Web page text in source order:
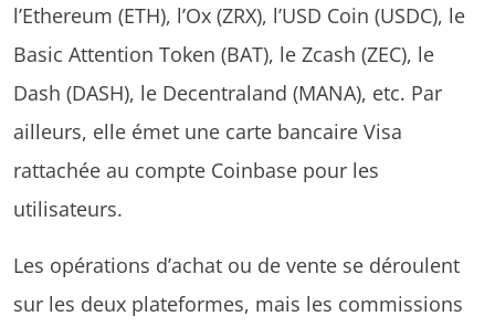
l’Ethereum (ETH), l’Ox (ZRX), l’USD Coin (USDC), le
Basic Attention Token (BAT), le Zcash (ZEC), le
Dash (DASH), le Decentraland (MANA), etc. Par
ailleurs, elle émet une carte bancaire Visa
rattachée au compte Coinbase pour les
utilisateurs.
Les opérations d’achat ou de vente se déroulent
sur les deux plateformes, mais les commissions